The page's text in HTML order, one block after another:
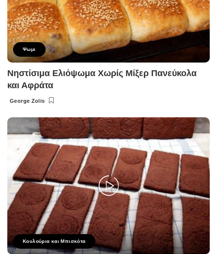
Ψωμι
Νηστίσιμα Ελιόψωμα Χωρίς Μίξερ Πανεύκολα
και Αφράτα
Posted
George Zolis
Κουλούρια και Μπισκότα